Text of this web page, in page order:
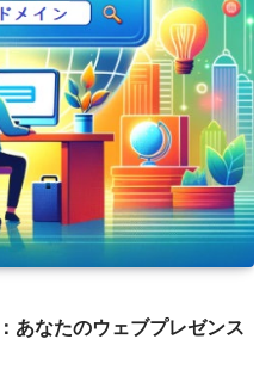
あなたのウェブプレゼンス